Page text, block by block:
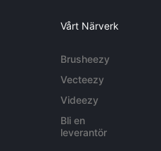
Vårt Närverk
Brusheezy
Vecteezy
Videezy
Bli en
leverantör